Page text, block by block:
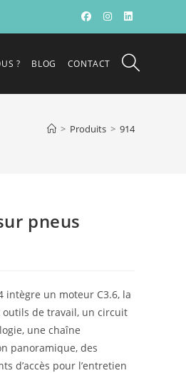
? BLOG CONTACT
> Produits > 914
pneus
intègre un moteur C3.6, la
de travail, un circuit
une chaîne
panoramique, des
d’accès pour l’entretien